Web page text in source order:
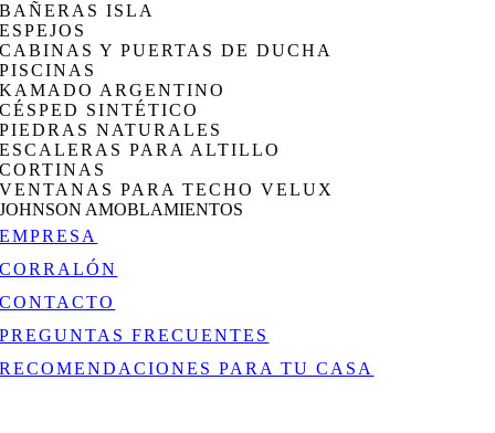
BAÑERAS ISLA
ESPEJOS
CABINAS Y PUERTAS DE DUCHA
PISCINAS
KAMADO ARGENTINO
CÉSPED SINTÉTICO
PIEDRAS NATURALES
ESCALERAS PARA ALTILLO
CORTINAS
VENTANAS PARA TECHO VELUX
JOHNSON AMOBLAMIENTOS
EMPRESA
CORRALÓN
CONTACTO
PREGUNTAS FRECUENTES
RECOMENDACIONES PARA TU CASA